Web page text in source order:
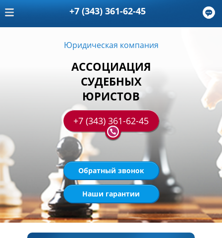
+7 (343) 361-62-45
Юридическая компания
АССОЦИАЦИЯ
СУДЕБНЫХ
ЮРИСТОВ
+7 (343) 361-62-45
Обратный звонок
Наши гарантии